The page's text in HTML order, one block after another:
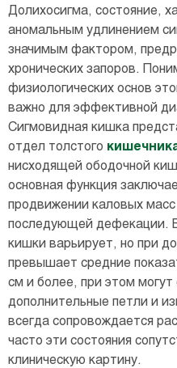
Долихосигма, состояние,
аномальным удлинением
значимым фактором,
хронических запоров.
физиологических основ
важно для эффективной
Сигмовидная кишка
отдел толстого
нисходящей ободочной
основная функция
продвижении каловых масс
последующей дефекации.
кишки варьирует, но при
превышает средние
см и более, при этом могут
дополнительные петли и
всегда сопровождается
часто эти состояния
клиническую картину.